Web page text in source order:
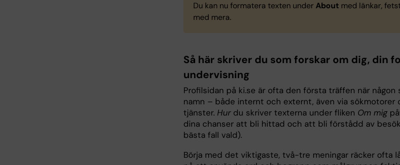
Du kan nu formatera texten underAbout med länkar,
med mera.
Så här skriver du som forskar om dig, din
undervisning
Profilsidan på ki.se är ofta den första träffen när någon
namn – både internt och externt, även via sökmotorer
tjänster. Hur du skriver texterna under fliken Om mig
dina chanser att bli hittad och att bli förstådd av
bästa fall vald).
Börja med det viktigaste, två-tre meningar räcker ofta